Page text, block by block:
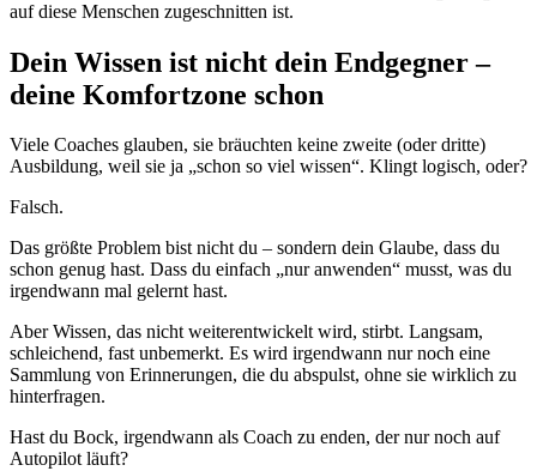
auf diese Menschen zugeschnitten ist.
Dein Wissen ist nicht dein Endgegner –
deine Komfortzone schon
Viele Coaches glauben, sie bräuchten keine zweite (oder dritte)
Ausbildung, weil sie ja „schon so viel wissen“. Klingt logisch, oder?
Falsch.
Das größte Problem bist nicht du – sondern dein Glaube, dass du
schon genug hast. Dass du einfach „nur anwenden“ musst, was du
irgendwann mal gelernt hast.
Aber Wissen, das nicht weiterentwickelt wird, stirbt. Langsam,
schleichend, fast unbemerkt. Es wird irgendwann nur noch eine
Sammlung von Erinnerungen, die du abspulst, ohne sie wirklich zu
hinterfragen.
Hast du Bock, irgendwann als Coach zu enden, der nur noch auf
Autopilot läuft?